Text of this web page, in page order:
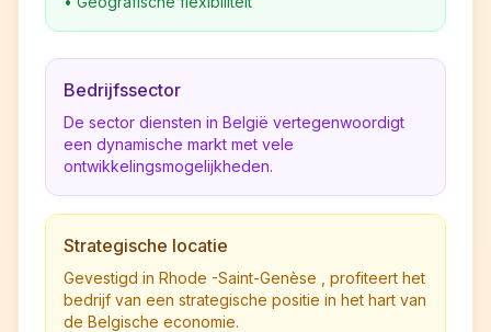
Bedrijfssector
De sector diensten in België vertegenwoordigt
een dynamische markt met vele
ontwikkelingsmogelijkheden.
Strategische locatie
Gevestigd in Rhode -Saint-Genèse , profiteert het
bedrijf van een strategische positie in het hart van
de Belgische economie.